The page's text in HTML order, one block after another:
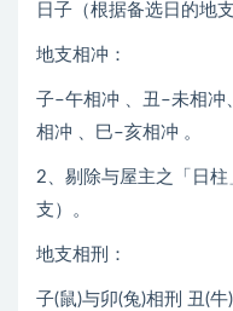
日子（根据备选日的地支
地支相冲：
子–午相冲 、丑–未相冲
相冲 、巳–亥相冲 。
2、剔除与屋主之「日
支）。
地支相刑：
子(鼠)与卯(兔)相刑 丑(牛